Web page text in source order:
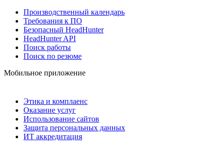
Производственный календарь
Требования к ПО
Безопасный HeadHunter
HeadHunter API
Поиск работы
Поиск по резюме
Мобильное приложение
Этика и комплаенс
Оказание услуг
Использование сайтов
Защита персональных данных
ИТ аккредитация